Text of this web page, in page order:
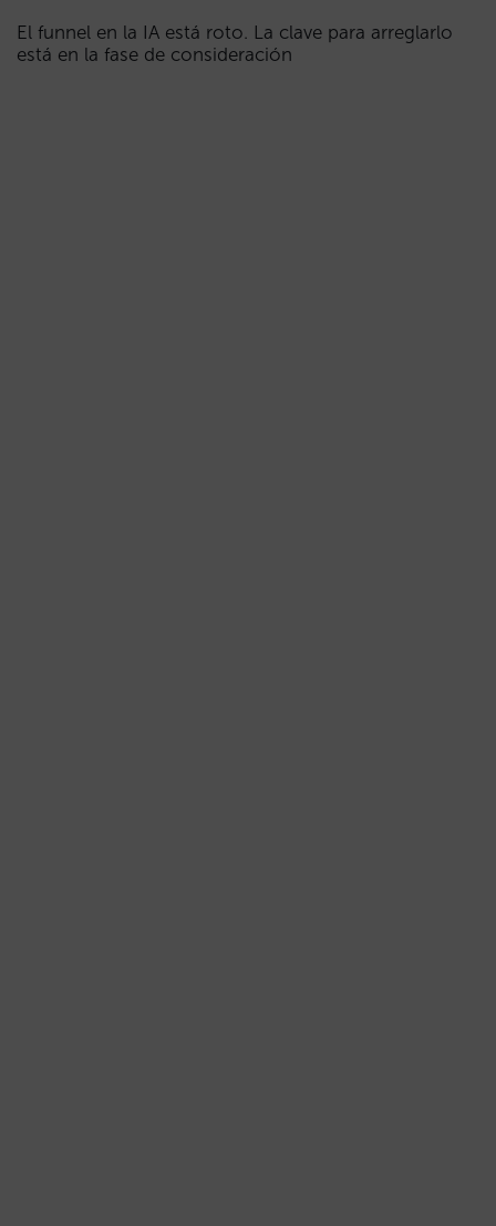
El funnel en la IA está roto. La clave para arreglarlo
está en la fase de consideración